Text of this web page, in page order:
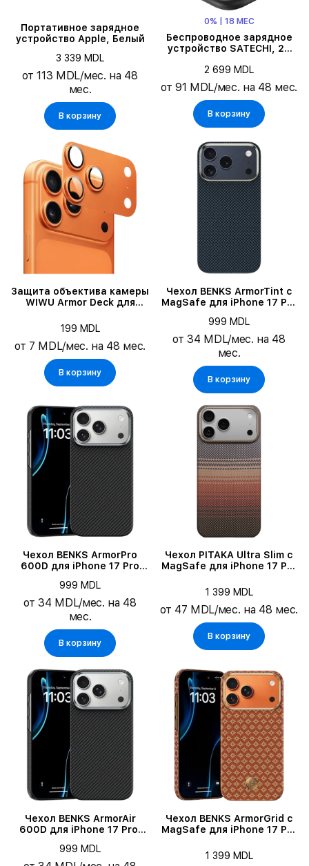
Портативное зарядное
устройство Apple, Белый
3 339 MDL
от 113 MDL/мес. на 48
мес.
В корзину
0% | 18 МЕС
Беспроводное зарядное
устройство SATECHI, 25
2 699 MDL
от 91 MDL/мес. на 48 мес.
В корзину
Защита объектива камеры
WIWU Armor Deck для
199 MDL
от 7 MDL/мес. на 48 мес.
В корзину
Чехол BENKS ArmorTint с
MagSafe для iPhone 17 Pro
999 MDL
от 34 MDL/мес. на 48
мес.
В корзину
Чехол BENKS ArmorPro
600D для iPhone 17 Pro
999 MDL
от 34 MDL/мес. на 48
мес.
В корзину
Чехол PITAKA Ultra Slim с
MagSafe для iPhone 17 Pro
1 399 MDL
от 47 MDL/мес. на 48 мес.
В корзину
Чехол BENKS ArmorAir
600D для iPhone 17 Pro,
999 MDL
Чехол BENKS ArmorGrid с
MagSafe для iPhone 17 Pro
1 399 MDL